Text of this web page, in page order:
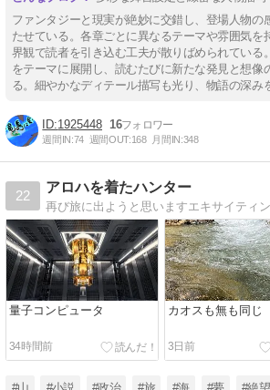
ファンタジーと現実が絶妙に交錯し、登場人物の
たせている。各章ごとに異なるテーマや雰囲気を
界観で読者を引き込む工夫が散りばめられている
をテーマに展開し、読むたびに新たな発見と想像
る。細やかなディテール描写も光り、物語の深み
1925448 16
週間IN:74 週間OUT:168 月間IN:348
22
アロハを着たハンター
再び旅に出ようと思いますエキサイティ
量子コンピュータ
34時間前
カオスも無も同じ
3日前